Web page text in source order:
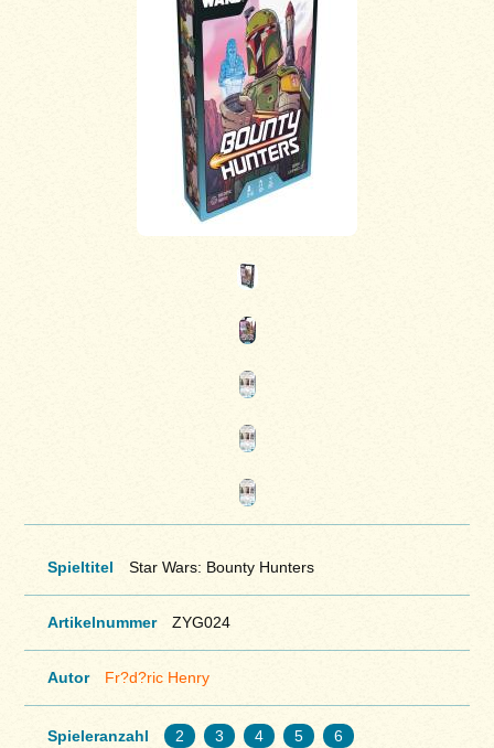
Spieltitel Star Wars: Bounty Hunters
Artikelnummer ZYG024
Autor Fr?d?ric Henry
Spieleranzahl 2 3 4 5 6